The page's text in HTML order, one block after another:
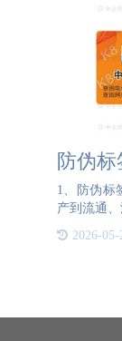
防伪
1、防伪标
产到流通
量。2、防
2026-